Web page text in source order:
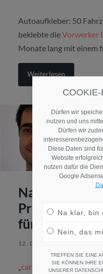
Autoaufkleber: 50
beklebte dieVorwerker
Monate lang mit einem
Weiterlesen
Projekt
für die Pflege
12. DEZEMBER 2014
care4future“ ist ein
Dürfen wir
nutzen und uns
Dürfen wir
Diese Daten sind
Website
nutzen dafür die
Google
Na klar, bin
Nein, das
TREFFEN SIE EINE
SIE KÖNNEN IHRE
UNSERER